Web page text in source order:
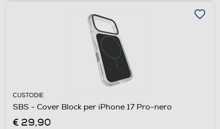
CUSTODIE
SBS - Cover Block per iPhone 17 Pro-nero
€ 29,90